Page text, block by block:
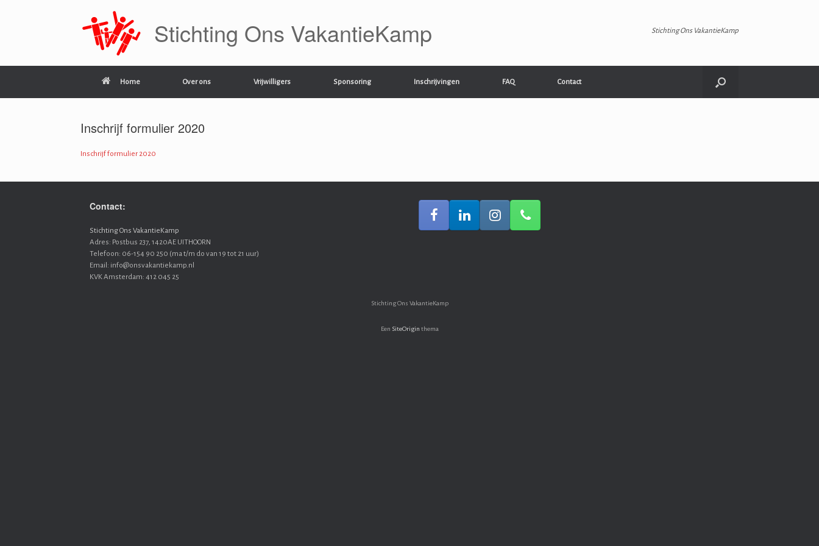
Stichting Ons VakantieKamp Stichting Ons VakantieKamp
Home Over ons Vrijwilligers Sponsoring Inschrijvingen FAQ Contact
Inschrijf formulier 2020
Inschrijf formulier 2020
Contact:
Stichting Ons VakantieKamp
Adres: Postbus 237, 1420AE UITHOORN
Telefoon: 06-154 90 250 (ma t/m do van 19 tot 21 uur)
Email: info@onsvakantiekamp.nl
KVK Amsterdam: 412 045 25
Stichting Ons VakantieKamp
Een SiteOrigin thema